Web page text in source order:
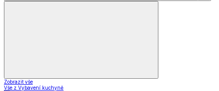
Zobrazit vše
Vše z Vybavení kuchyně